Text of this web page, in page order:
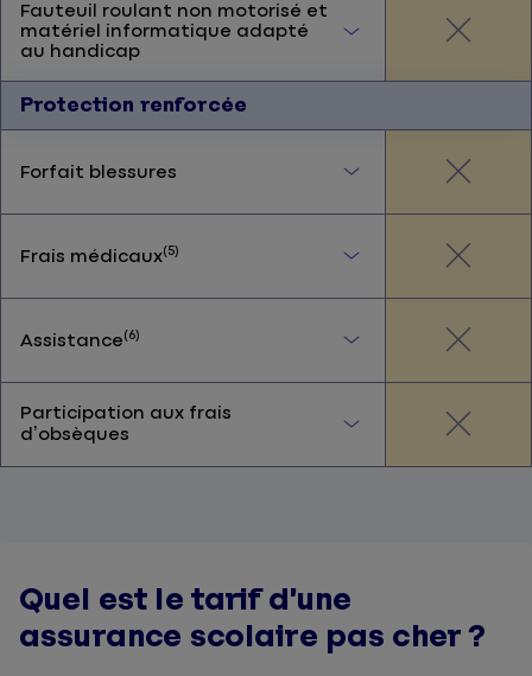
Fauteuil roulant non motorisé et
matériel informatique adapté
au handicap
Protection renforcée
Forfait blessures
Frais médicaux(5)
Assistance(6)
Participation aux frais
d’obsèques
Quel est le tarif d’une
assurance scolaire pas cher ?